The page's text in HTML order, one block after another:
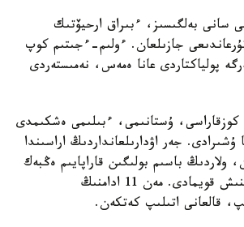
سانى بەلگىسىز، ءبىراق ارحيۆتىك
-جىلدىڭ ءبىرىنشى قاڭتارىندا وزەرنىيدا 1559 ادام تۇرعاندىعى جازىلعان. ءولىم-ءجىتىم كوپ
پولياكتاردى عانا ەمەس، نەمىستەردى
كوزقاراسى، ۇستانىمى، ءبىلىمى ەشكىمدى
جەر اۋدارىلعانداردىڭ اراسىندا
ولاردىڭ باسىم بولىگىن قاراپايىم ەڭبەك
ادامدارى - شارۋالار قۇرادى. كەيىن قازاقستانعا كەلگەننەن كەيىن دە تىنىش قويمادى. مەن 11 ادامنىڭ